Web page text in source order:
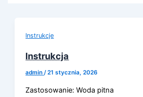
Instrukcje
Instrukcja
admin/21 stycznia, 2026
Zastosowanie: Woda pitna